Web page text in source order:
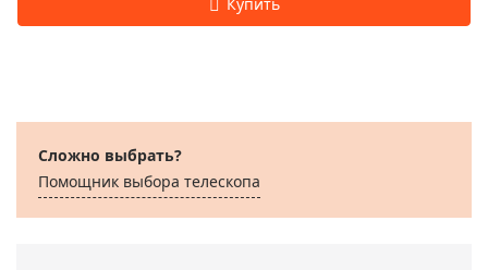
Сложно выбрать?
Помощник выбора телескопа